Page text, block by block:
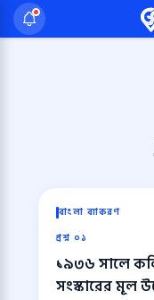
Skip
to
বাংলা ব্যাকরণ
প্রশ্ন ০১
১৯৩৬ সালে
সংস্কারের মূল